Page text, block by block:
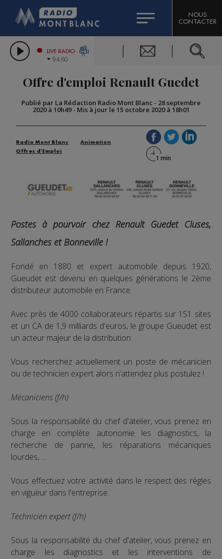
LES CHRONIQUES DE L'EXPERT
CITIZEN MACHINERY
GRAND MASSIF DOMAINES SKIABLES
BIGARD
COMPAGNIE DU MONT-BLANC
NOUS
CONTACTER
LIVE RADIO
94.60
Offre d'emploi Renault Guedet
Publié par La Rédaction Radio Mont Blanc - 28 septembre
2020 à 10h49- Mis à jour le 15 octobre 2020 à 18h01
Radio Mont Blanc
Animation
Offres d'Emploi
Postes à pourvoir chez Renault Guedet Cluses,
Sallanches et Bonneville !
Fondé en 1880 et expert automobile depuis 1920,
Gueudet est devenu en quelques générations le 2ème
distributeur automobile en France.
Avec près de 4000 collaborateurs répartis sur 151 sites
et un CA de 1,9 milliards d'euros, le groupe Gueudet est
un acteur majeur de la distribution.
Vous recherchez actuellement un poste de mécanicien
ou de technicien expert alors n’attendez plus postulez !
Mécaniciens (f/h)
Sous la responsabilité du chef d'atelier, vous prenez en
charge en complète autonomie les diagnostics, la
recherche de panne, les réparations mécaniques
lourdes, …
Vous effectuez votre activité dans le respect des règles
en vigueur dans l'entreprise.
Technicien expert (f/h)
Sous la responsabilité du chef d'atelier, vous prenez en
charge les diagnostics et les interventions de